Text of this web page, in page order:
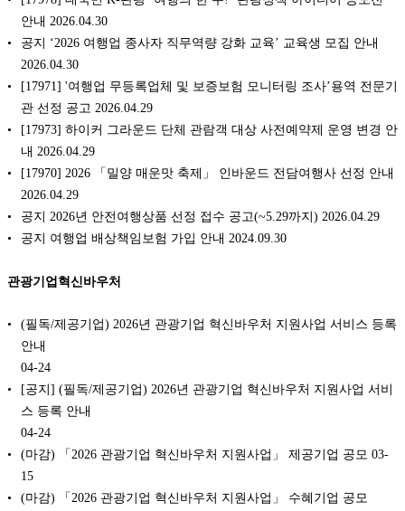
안내 2026.04.30
공지 ‘2026 여행업 종사자 직무역량 강화 교육’ 교육생 모집 안내
2026.04.30
[17971] '여행업 무등록업체 및 보증보험 모니터링 조사’용역 전문기
관 선정 공고 2026.04.29
[17973] 하이커 그라운드 단체 관람객 대상 사전예약제 운영 변경 안
내 2026.04.29
[17970] 2026 「밀양 매운맛 축제」 인바운드 전담여행사 선정 안내
2026.04.29
공지 2026년 안전여행상품 선정 접수 공고(~5.29까지) 2026.04.29
공지 여행업 배상책임보험 가입 안내 2024.09.30
관광기업혁신바우처
(필독/제공기업) 2026년 관광기업 혁신바우처 지원사업 서비스 등록
안내
04-24
[공지] (필독/제공기업) 2026년 관광기업 혁신바우처 지원사업 서비
스 등록 안내
04-24
(마감) 「2026 관광기업 혁신바우처 지원사업」 제공기업 공모 03-
15
(마감) 「2026 관광기업 혁신바우처 지원사업」 수혜기업 공모